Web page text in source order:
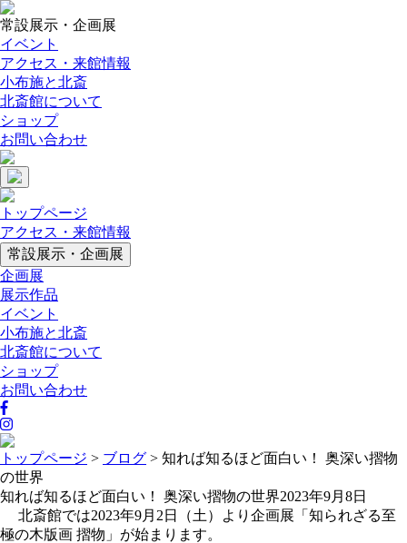
常設展示・企画展
イベント
アクセス・来館情報
小布施と北斎
北斎館について
ショップ
お問い合わせ
トップページ
アクセス・来館情報
常設展示・企画展
企画展
展示作品
イベント
小布施と北斎
北斎館について
ショップ
お問い合わせ
トップページ > ブログ > 知れば知るほど面白い！ 奥深い摺物
の世界
知れば知るほど面白い！ 奥深い摺物の世界2023年9月8日
北斎館では2023年9月2日（土）より企画展「知られざる至
極の木版画 摺物」が始まります。